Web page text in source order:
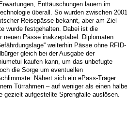
Enttäuschungen lauern im
überall. So wurden zwischen 2001
Reisepässe bekannt, aber am Ziel
wurde festgehalten. Dabei ist die
Pässe inakzeptabel: Diplomaten
weiterhin Pässe ohne RFID-
gleich bei der Ausgabe der
kaufen kann, um das unbefugte
die Sorge um eventuellen
Nähert sich ein ePass-Träger
Türrahmen – auf weniger als einen
gezielt aufgestellte Sprengfalle auslösen.